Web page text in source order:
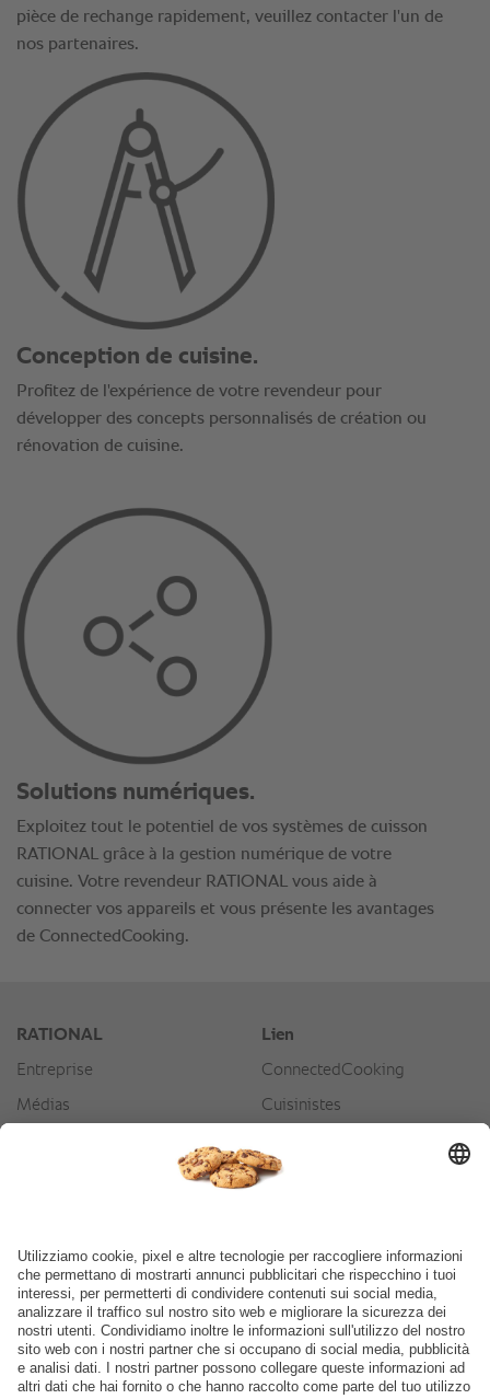
pièce de rechange rapidement, veuillez contacter l'un de
nos partenaires.
Conception de cuisine.
Profitez de l'expérience de votre revendeur pour
développer des concepts personnalisés de création ou
rénovation de cuisine.
Solutions numériques.
Exploitez tout le potentiel de vos systèmes de cuisson
RATIONAL grâce à la gestion numérique de votre
cuisine. Votre revendeur RATIONAL vous aide à
connecter vos appareils et vous présente les avantages
de ConnectedCooking.